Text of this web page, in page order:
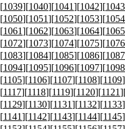
[1039][1040][1041][1042][1043
[1050][1051][1052][1053][1054
[1061][1062][1063][1064][1065
[1072][1073][1074][1075][1076
[1083][1084][1085][1086][1087
[1094][1095][1096][1097][1098
[1105][1106][1107][1108][1109
[1117][1118][1119][1120][1121
[1129][1130][1131][1132][1133
[1141][1142][1143][1144][1145